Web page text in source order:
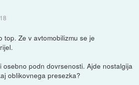
top. Ze v avtomobilizmu se je
osebno podn dovrsenosti. Ajde nostalgija
oblikovnega presezka?